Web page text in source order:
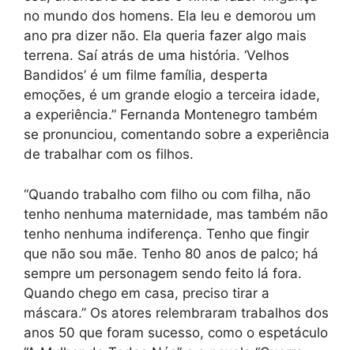
no mundo dos homens. Ela leu e demorou um
ano pra dizer não. Ela queria fazer algo mais
terrena. Saí atrás de uma história. ‘Velhos
Bandidos’ é um filme família, desperta
emoções, é um grande elogio a terceira idade,
a experiência.” Fernanda Montenegro também
se pronunciou, comentando sobre a experiência
de trabalhar com os filhos.
“Quando trabalho com filho ou com filha, não
tenho nenhuma maternidade, mas também não
tenho nenhuma indiferença. Tenho que fingir
que não sou mãe. Tenho 80 anos de palco; há
sempre um personagem sendo feito lá fora.
Quando chego em casa, preciso tirar a
máscara.” Os atores relembraram trabalhos dos
anos 50 que foram sucesso, como o espetáculo